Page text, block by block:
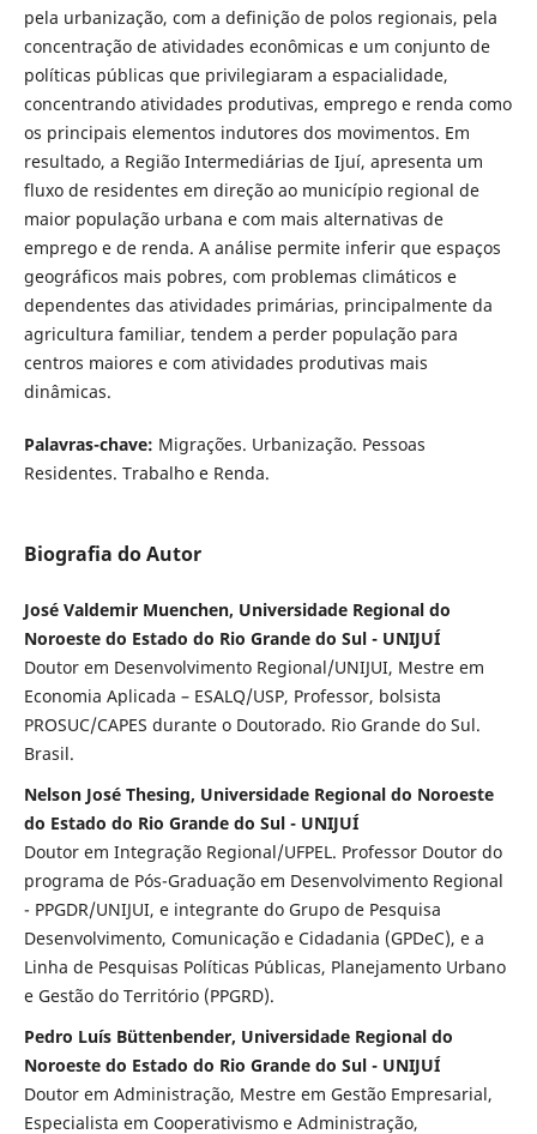
pela urbanização, com a definição de polos regionais, pela
concentração de atividades econômicas e um conjunto de
políticas públicas que privilegiaram a espacialidade,
concentrando atividades produtivas, emprego e renda como
os principais elementos indutores dos movimentos. Em
resultado, a Região Intermediárias de Ijuí, apresenta um
fluxo de residentes em direção ao município regional de
maior população urbana e com mais alternativas de
emprego e de renda. A análise permite inferir que espaços
geográficos mais pobres, com problemas climáticos e
dependentes das atividades primárias, principalmente da
agricultura familiar, tendem a perder população para
centros maiores e com atividades produtivas mais
dinâmicas.
Palavras-chave: Migrações. Urbanização. Pessoas
Residentes. Trabalho e Renda.
Biografia do Autor
José Valdemir Muenchen, Universidade Regional do
Noroeste do Estado do Rio Grande do Sul - UNIJUÍ
Doutor em Desenvolvimento Regional/UNIJUI, Mestre em
Economia Aplicada – ESALQ/USP, Professor, bolsista
PROSUC/CAPES durante o Doutorado. Rio Grande do Sul.
Brasil.
Nelson José Thesing, Universidade Regional do Noroeste
do Estado do Rio Grande do Sul - UNIJUÍ
Doutor em Integração Regional/UFPEL. Professor Doutor do
programa de Pós-Graduação em Desenvolvimento Regional
- PPGDR/UNIJUI, e integrante do Grupo de Pesquisa
Desenvolvimento, Comunicação e Cidadania (GPDeC), e a
Linha de Pesquisas Políticas Públicas, Planejamento Urbano
e Gestão do Território (PPGRD).
Pedro Luís Büttenbender, Universidade Regional do
Noroeste do Estado do Rio Grande do Sul - UNIJUÍ
Doutor em Administração, Mestre em Gestão Empresarial,
Especialista em Cooperativismo e Administração,